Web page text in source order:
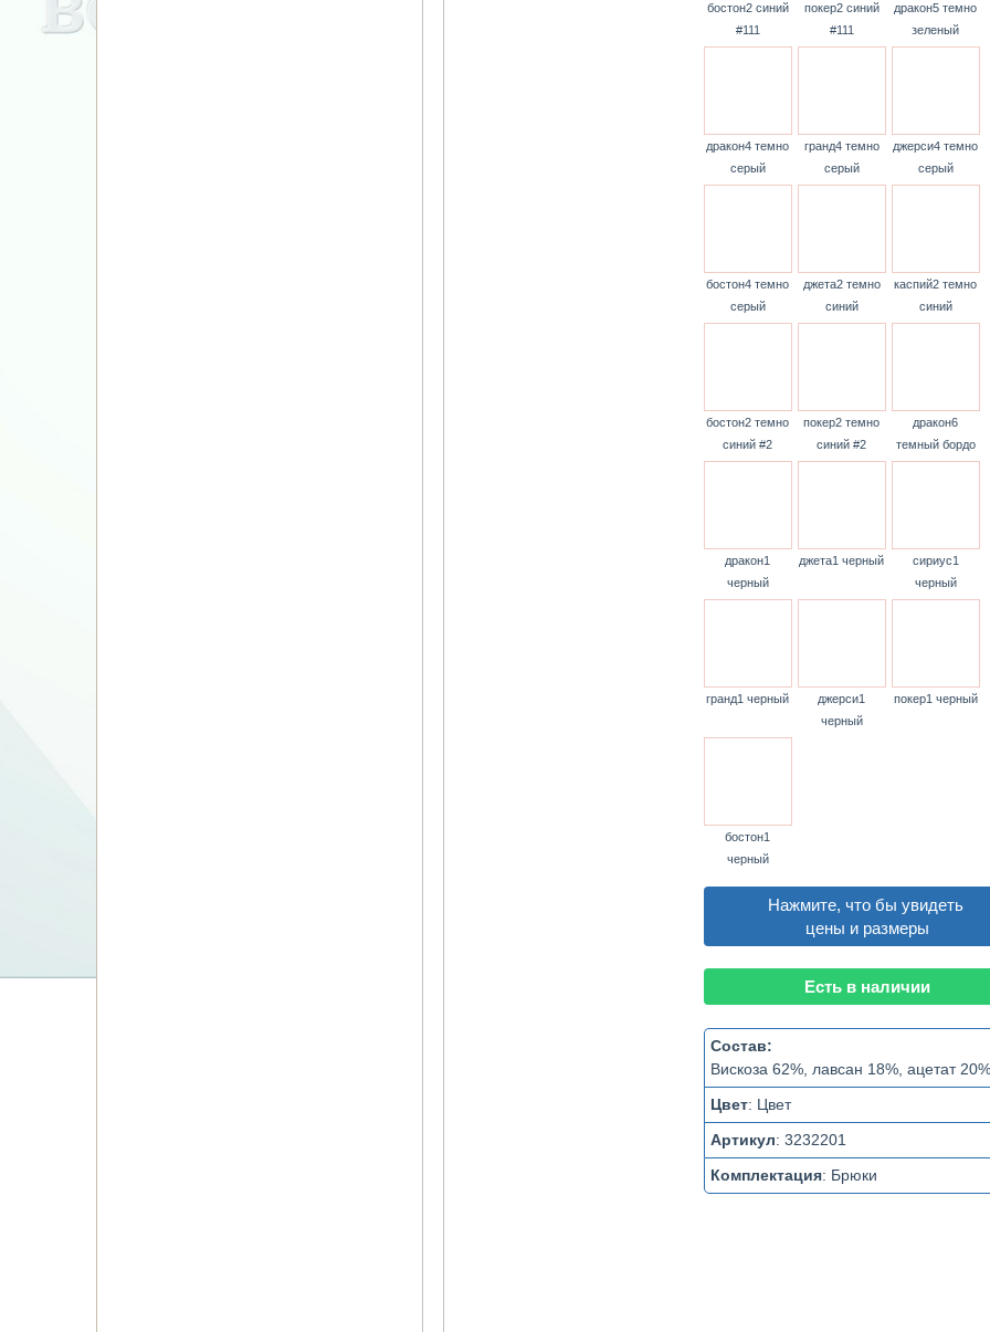
бостон2 синий
#111
покер2 синий
#111
дракон5 темно
зеленый
дракон4 темно
серый
гранд4 темно
серый
джерси4 темно
серый
бостон4 темно
серый
джета2 темно
синий
каспий2 темно
синий
бостон2 темно
синий #2
покер2 темно
синий #2
дракон6
темный бордо
дракон1
черный
джета1 черный
сириус1
черный
гранд1 черный
джерси1
черный
покер1 черный
бостон1
черный
Нажмите, что бы увидеть
цены и размеры
Есть в наличии
Состав:
Вискоза 62%, лавсан 18%, ацетат 20%
Цвет: Цвет
Артикул: 3232201
Комплектация: Брюки